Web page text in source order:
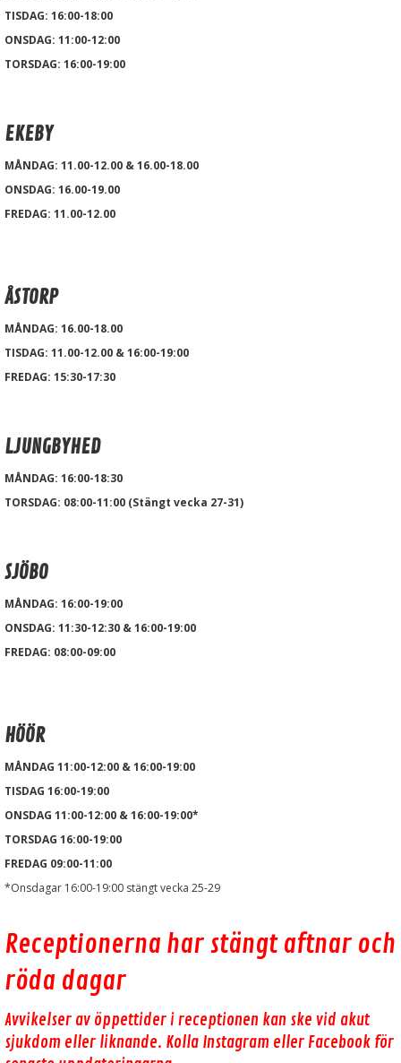
TISDAG: 16:00-18:00
ONSDAG: 11:00-12:00
TORSDAG: 16:00-19:00
EKEBY
MÅNDAG: 11.00-12.00 & 16.00-18.00
ONSDAG: 16.00-19.00
FREDAG: 11.00-12.00
ÅSTORP
MÅNDAG: 16.00-18.00
TISDAG: 11.00-12.00 & 16:00-19:00
FREDAG: 15:30-17:30
LJUNGBYHED
MÅNDAG: 16:00-18:30
TORSDAG: 08:00-11:00 (Stängt vecka 27-31)
SJÖBO
MÅNDAG: 16:00-19:00
ONSDAG: 11:30-12:30 & 16:00-19:00
FREDAG: 08:00-09:00
HÖÖR
MÅNDAG 11:00-12:00 & 16:00-19:00
TISDAG 16:00-19:00
ONSDAG 11:00-12:00 & 16:00-19:00*
TORSDAG 16:00-19:00
FREDAG 09:00-11:00
*Onsdagar 16:00-19:00 stängt vecka 25-29
Receptionerna har stängt aftnar och
röda dagar
Avvikelser av öppettider i receptionen kan ske vid akut
sjukdom eller liknande. Kolla Instagram eller Facebook för